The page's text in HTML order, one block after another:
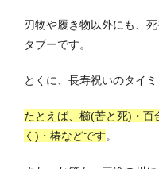
刃物や履き物以外にも、
タブーです。
とくに、長寿祝いのタイ
たとえば、櫛(苦と死)・
く)・椿などです。